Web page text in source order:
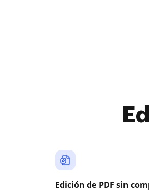
Edición de PDF sin